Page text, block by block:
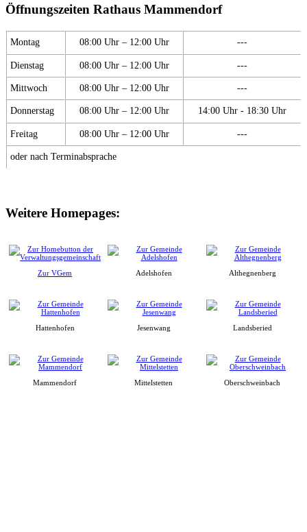
Öffnungszeiten Rathaus Mammendorf
Montag 08:00 Uhr – 12:00 Uhr ---
Dienstag 08:00 Uhr – 12:00 Uhr ---
Mittwoch 08:00 Uhr – 12:00 Uhr ---
Donnerstag 08:00 Uhr – 12:00 Uhr 14:00 Uhr - 18:30 Uhr
Freitag 08:00 Uhr – 12:00 Uhr ---
oder nach Terminabsprache
Weitere Homepages:
Zur VGem Adelshofen Althegnenberg
Hattenhofen Jesenwang Landsberied
Mammendorf Mittelstetten Oberschweinbach